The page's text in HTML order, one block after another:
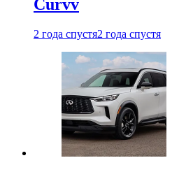
Curvv
2 года спустя2 года спустя